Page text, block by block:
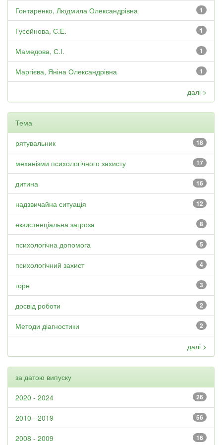
1
Гонтаренко, Людмила Олександрівна
1
Гусейнова, С.Е.
1
Мамедова, С.І.
1
Маргієва, Яніна Олександрівна
далі >
Тема
18
рятувальник
17
механізми психологічного захисту
16
дитина
12
надзвичайна ситуація
8
екзистенціальна загроза
5
психологічна допомога
4
психологічний захист
3
горе
2
досвід роботи
2
Методи діагностики
далі >
за датою випуску
26
2020 - 2024
56
2010 - 2019
16
2008 - 2009